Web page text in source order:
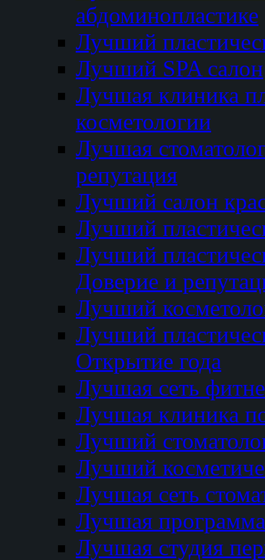
абдоминопластике
Лучший
Лучший SPA салон
Лучшая клиника
косметологии
Лучшая
репутация
Лучший салон
Лучший
Лучший
Доверие и
Лучший
Лучший
Открытие года
Лучшая сеть
Лучшая клиника
Лучший
Лучший
Лучшая сеть
Лучшая программа
Лучшая студия